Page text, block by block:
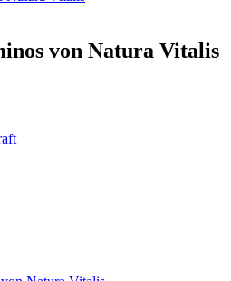
von Natura Vitalis